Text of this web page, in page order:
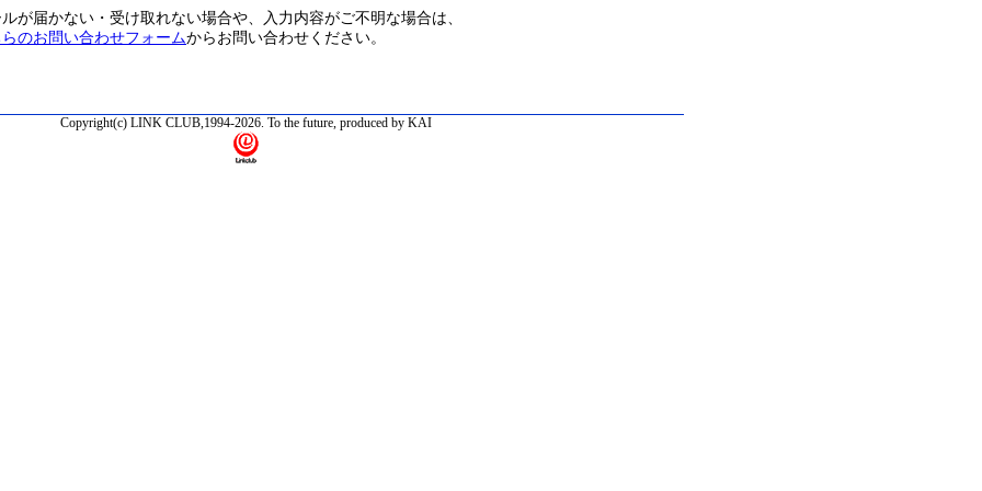
が届かない・受け取れない場合や、入力内容がご不明な場合は、
のお問い合わせフォームからお問い合わせください。
Copyright(c) LINK CLUB,1994-2026. To the future, produced by KAI